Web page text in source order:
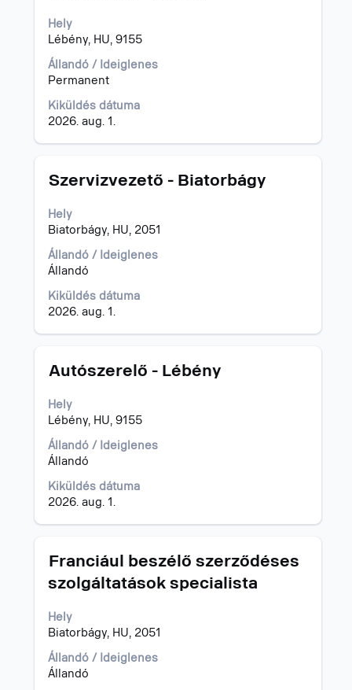
állásajánlat
Hely
Lébény, HU, 9155
Állandó / Ideiglenes
Permanent
Kiküldés dátuma
2026. aug. 1.
a
szóköz
billentyűvel
az
állásinformáció
tartalmának
megtekintéséhez.
Cím
Szervizvezető - Biatorbágy
Hely
Biatorbágy, HU, 2051
Állandó / Ideiglenes
Állandó
Kiküldés dátuma
2026. aug. 1.
Jelölje
a
szóköz
billentyűvel
az
állásinformáció
tartalmának
megtekintéséhez.
Cím
Autószerelő - Lébény
Hely
Lébény, HU, 9155
Állandó / Ideiglenes
Állandó
Kiküldés dátuma
2026. aug. 1.
Jelölje
a
szóköz
billentyűvel
az
állásinformáció
tartalmának
megtekintéséhez.
Cím
Franciául beszélő szerződéses
szolgáltatások specialista
Hely
Biatorbágy, HU, 2051
Állandó / Ideiglenes
Állandó
Jelölje
a
billentyűvel
az
állásinformáció
teljes